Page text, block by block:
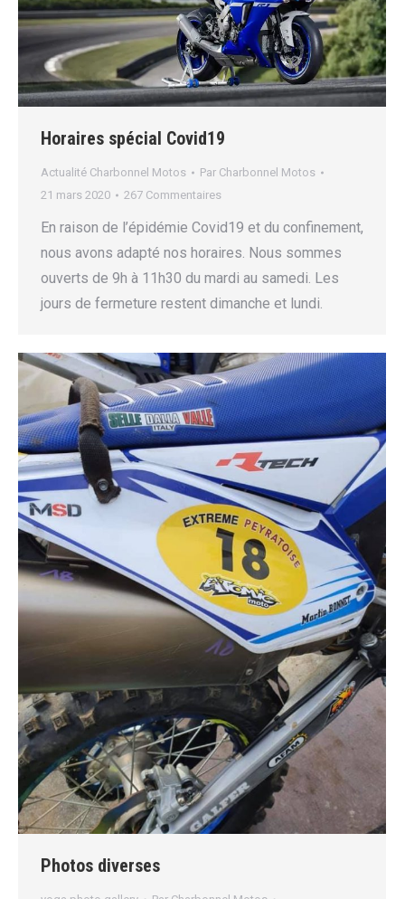
Horaires spécial Covid19
Actualité Charbonnel Motos Par Charbonnel Motos
21 mars 2020
267 Commentaires
En raison de l’épidémie Covid19 et du confinement,
nous avons adapté nos horaires. Nous sommes
ouverts de 9h à 11h30 du mardi au samedi. Les
jours de fermeture restent dimanche et lundi.
Photos diverses